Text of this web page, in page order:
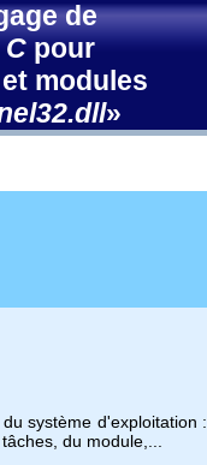
de
Cpour
et modules
»
système d'exploitation :
du module,...